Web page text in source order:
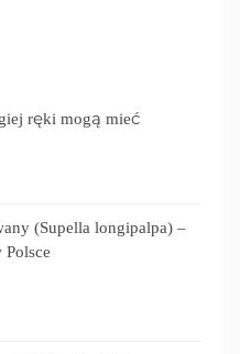
ręki mogą mieć
(Supella longipalpa) –